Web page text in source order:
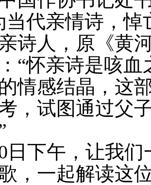
当代亲情诗，
诗人，原《黄
“怀亲诗是咳
情感结晶，这
，试图通过父
日下午，让我
，一起解读这